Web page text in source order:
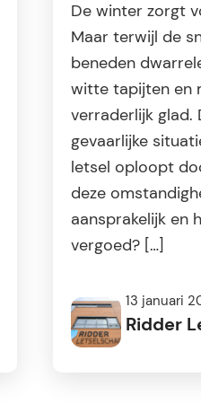
De winter zorgt
Maar terwijl de
beneden
witte tapijten en
verraderlijk glad.
gevaarlijke
letsel oploopt
deze
aansprakelijk en
vergoed? […]
13 januari
Ridder